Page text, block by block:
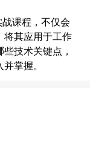
课程，不仅会
将其应用于工作
技术关键点，
掌握。